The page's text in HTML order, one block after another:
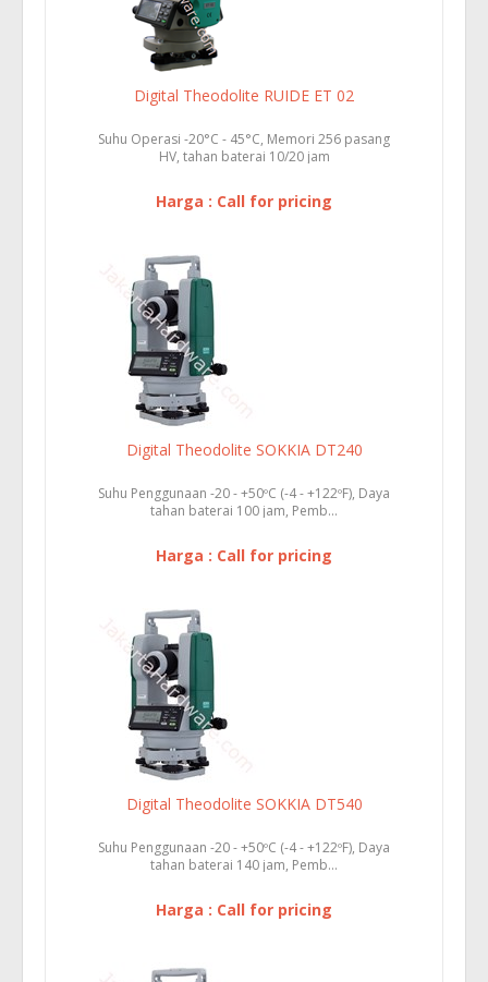
Digital Theodolite RUIDE ET 02
Suhu Operasi -20°C - 45°C, Memori 256 pasang
HV, tahan baterai 10/20 jam
Harga : Call for pricing
Digital Theodolite SOKKIA DT240
Suhu Penggunaan -20 - +50ºC (-4 - +122ºF), Daya
tahan baterai 100 jam, Pemb...
Harga : Call for pricing
Digital Theodolite SOKKIA DT540
Suhu Penggunaan -20 - +50ºC (-4 - +122ºF), Daya
tahan baterai 140 jam, Pemb...
Harga : Call for pricing